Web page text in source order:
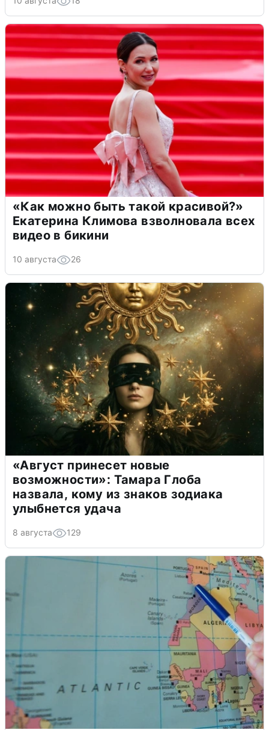
«Как можно быть такой красивой?»
Екатерина Климова взволновала всех
видео в бикини
10 августа 26
«Август принесет новые
возможности»: Тамара Глоба
назвала, кому из знаков зодиака
улыбнется удача
8 августа 129